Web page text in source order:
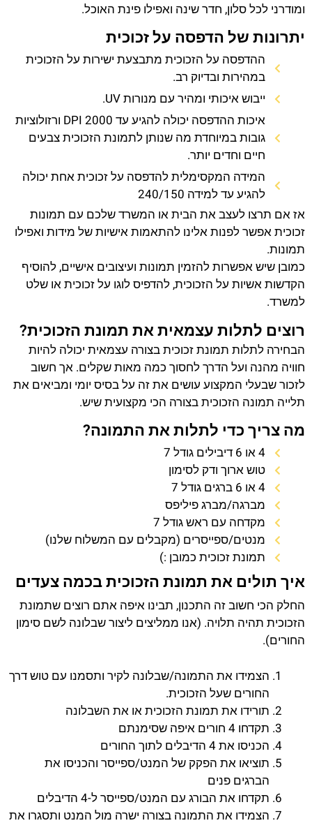
ומודרני לכל סלון, חדר שינה ואפילו פינת האוכל.
יתרונות של הדפסה על זכוכית
ההדפסה על הזכוכית מתבצעת ישירות על הזכוכית
במהירות ובדיוק רב.
ייבוש איכותי ומהיר עם מנורות UV.
איכות ההדפסה יכולה להגיע עד 2000 DPI ורזולוציות
גובות במיוחדת מה שנותן לתמונת הזכוכית צבעים
חיים וחדים יותר.
המידה המקסימלית להדפסה על זכוכית אחת יכולה
להגיע עד למידה 240/150
אז אם תרצו לעצב את הבית או המשרד שלכם עם תמונות
זכוכית אפשר לפנות אלינו להתאמות אישיות של מידות ואפילו
תמונות.
כמובן שיש אפשרות להזמין תמונות ועיצובים אישיים, להוסיף
הקדשות אשיות על הזכוכית, להדפיס לוגו על זכוכית או שלט
למשרד.
רוצים לתלות עצמאית את תמונת הזכוכית?
הבחירה לתלות תמונת זכוכית בצורה עצמאית יכולה להיות
חוויה מהנה ועל הדרך לחסוך כמה מאות שקלים. אך חשוב
לזכור שבעלי המקצוע עושים את זה על בסיס יומי ומביאים את
תלייה תמונה הזכוכית בצורה הכי מקצועית שיש.
מה צריך כדי לתלות את התמונה?
4 או 6 דיבילים גודל 7
טוש ארוך ודק לסימון
4 או 6 ברגים גודל 7
מברגה/מברג פיליפס
מקדחה עם ראש גודל 7
מנטים/ספייסרים (מקבלים עם המשלוח שלנו)
תמונת זכוכית כמובן :)
איך תולים את תמונת הזכוכית בכמה צעדים
החלק הכי חשוב זה התכנון, תבינו איפה אתם רוצים שתמונת
הזכוכית תהיה תלויה. (אנו ממליצים ליצור שבלונה לשם סימון
החורים).
הצמידו את התמונה/שבלונה לקיר ותסמנו עם טוש דרך
החורים שעל הזכוכית.
תורידו את תמונת הזכוכית או את השבלונה
תקדחו 4 חורים איפה שסימנתם
הכניסו את 4 הדיבלים לתוך החורים
תוציאו את הפקק של המנט/ספייסר והכניסו את
הברגים פנים
תקדחו את הבורג עם המנט/ספייסר ל-4 הדיבלים
הצמידו את התמונה בצורה ישרה מול המנט ותסגרו את